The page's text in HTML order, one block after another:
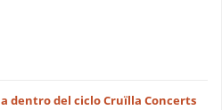
dentro del ciclo Cruïlla Concerts